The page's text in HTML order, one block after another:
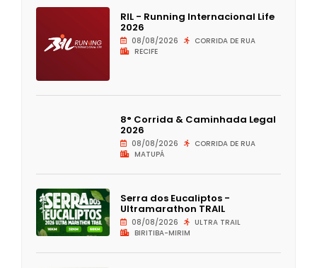
RIL - Running Internacional Life
2026
08/08/2026
CORRIDA DE RUA
RECIFE
8° Corrida & Caminhada Legal
2026
08/08/2026
CORRIDA DE RUA
MATUPÁ
Serra dos Eucaliptos -
Ultramarathon TRAIL
08/08/2026
ULTRA TRAIL
BIRITIBA-MIRIM